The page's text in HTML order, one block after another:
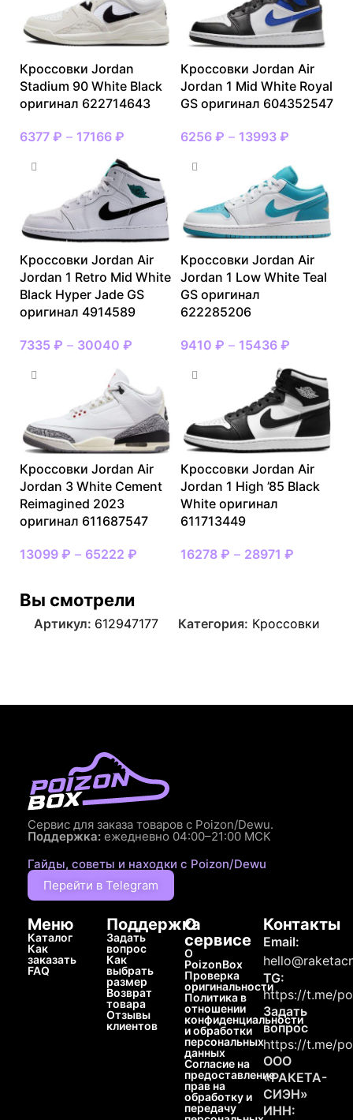
Кроссовки Jordan
Stadium 90 White Black
оригинал 622714643
6377 ₽ – 17166 ₽
Кроссовки Jordan Air
Jordan 1 Mid White Royal
GS оригинал 604352547
6256 ₽ – 13993 ₽
Кроссовки Jordan Air
Jordan 1 Retro Mid White
Black Hyper Jade GS
оригинал 4914589
7335 ₽ – 30040 ₽
Кроссовки Jordan Air
Jordan 1 Low White Teal
GS оригинал
622285206
9410 ₽ – 15436 ₽
Кроссовки Jordan Air
Jordan 3 White Cement
Reimagined 2023
оригинал 611687547
13099 ₽ – 65222 ₽
Кроссовки Jordan Air
Jordan 1 High ’85 Black
White оригинал
611713449
16278 ₽ – 28971 ₽
Вы смотрели
Артикул: 612947177 Категория: Кроссовки
Сервис для заказа товаров с Poizon/Dewu.
Поддержка: ежедневно 04:00–21:00 МСК
Гайды, советы и находки с Poizon/Dewu
Перейти в Telegram
Меню
Каталог
Как
заказать
FAQ
Поддержка
Задать
вопрос
Как
выбрать
размер
Возврат
товара
Отзывы
клиентов
О
сервисе
О
PoizonBox
Проверка
оригинальности
Политика в
отношении
конфиденциальности
и обработки
персональных
данных
Согласие на
предоставление
прав на
обработку и
передачу
Контакты
Email:
TG:
https://t.me/
Задать
вопрос
https://t.me/
ООО
«РАКЕТА-
СИЭН»
ИНН: